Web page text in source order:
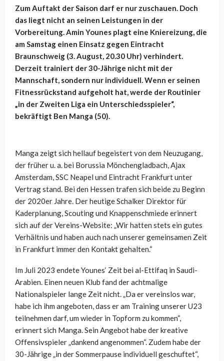
Zum Auftakt der Saison darf er nur zuschauen. Doch
das liegt nicht an seinen Leistungen in der
Vorbereitung. Amin Younes plagt eine Kniereizung, die
am Samstag einen Einsatz gegen Eintracht
Braunschweig (3. August, 20.30 Uhr) verhindert.
Derzeit trainiert der 30-Jährige nicht mit der
Mannschaft, sondern nur individuell. Wenn er seinen
Fitnessrückstand aufgeholt hat, werde der Routinier
„in der Zweiten Liga ein Unterschiedsspieler“,
bekräftigt Ben Manga (50).
Manga zeigt sich hellauf begeistert von dem Neuzugang,
der früher u. a. bei Borussia Mönchengladbach, Ajax
Amsterdam, SSC Neapel und Eintracht Frankfurt unter
Vertrag stand. Bei den Hessen trafen sich beide zu Beginn
der 2020er Jahre. Der heutige Schalker Direktor für
Kaderplanung, Scouting und Knappenschmiede erinnert
sich auf der Vereins-Website: „Wir hatten stets ein gutes
Verhältnis und haben auch nach unserer gemeinsamen Zeit
in Frankfurt immer den Kontakt gehalten.“
Im Juli 2023 endete Younes‘ Zeit bei al-Ettifaq in Saudi-
Arabien. Einen neuen Klub fand der achtmalige
Nationalspieler lange Zeit nicht. „Da er vereinslos war,
habe ich ihm angeboten, dass er am Training unserer U23
teilnehmen darf, um wieder in Topform zu kommen“,
erinnert sich Manga. Sein Angebot habe der kreative
Offensivspieler „dankend angenommen“. Zudem habe der
30-Jährige „in der Sommerpause individuell geschuftet“,